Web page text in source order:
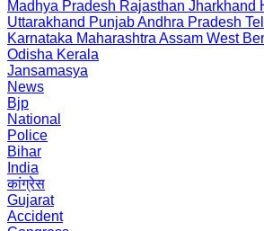
Madhya Pradesh Rajasthan Jharkhand
Uttarakhand PunjabAndhra Pradesh
Karnataka Maharashtra Assam West
Odisha Kerala
Jansamasya
News
Bjp
National
Police
Bihar
India
कांग्रेस
Gujarat
Accident